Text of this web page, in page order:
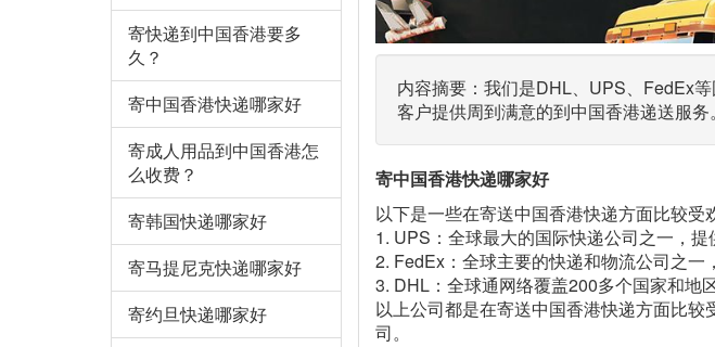
寄快递到中国香港要多
久？
寄中国香港快递哪家好
寄成人用品到中国香港怎
么收费？
寄韩国快递哪家好
寄马提尼克快递哪家好
寄约旦快递哪家好
内容摘要：我们是DHL、UPS、FedEx
客户提供周到满意的到中国香港递送服务。
寄中国香港快递哪家好
以下是一些在寄送中国香港快递方面比较受
1. UPS：全球最大的国际快递公司之一，提
2. FedEx：全球主要的快递和物流公司之一
3. DHL：全球通网络覆盖200多个国家和地
以上公司都是在寄送中国香港快递方面比
司。